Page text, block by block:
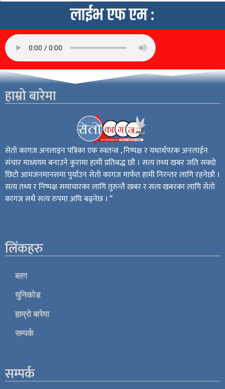
लाईभ एफ एम :
हाम्रो बारेमा
सेतो कागज अनलाइन पत्रिका एक स्वतन्त्र , निष्पक्ष र यथार्थपरक अनलाईन
संचार माध्ययम बनाउने कुरामा हामी प्रतिबद्ध छौ । सत्य तथ्य खबर जति सक्दो
छिटो आमजनमानसमा पुर्याउन सेतो कागज मार्फत हामी निरन्तर लागि रहनेछौ ।
सत्य तथ्य र निष्पक्ष समाचारका लागि तुरुन्तै खबर र सत्य खबरका लागि सेतो
कागज सधै सत्य रुपमा अघि बढ्नेछ । “
लिंकहरु
ब्लग
युनिकोड
हाम्रो बारेमा
सम्पर्क
सम्पर्क